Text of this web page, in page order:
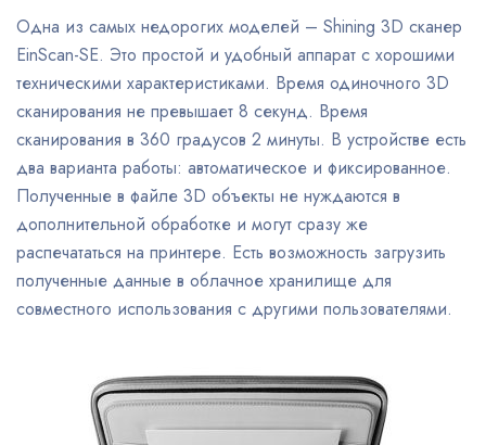
Одна из самых недорогих моделей – Shining 3D сканер
EinScan-SE. Это простой и удобный аппарат с хорошими
техническими характеристиками. Время одиночного 3D
сканирования не превышает 8 секунд. Время
сканирования в 360 градусов 2 минуты. В устройстве есть
два варианта работы: автоматическое и фиксированное.
Полученные в файле 3D объекты не нуждаются в
дополнительной обработке и могут сразу же
распечататься на принтере. Есть возможность загрузить
полученные данные в облачное хранилище для
совместного использования с другими пользователями.